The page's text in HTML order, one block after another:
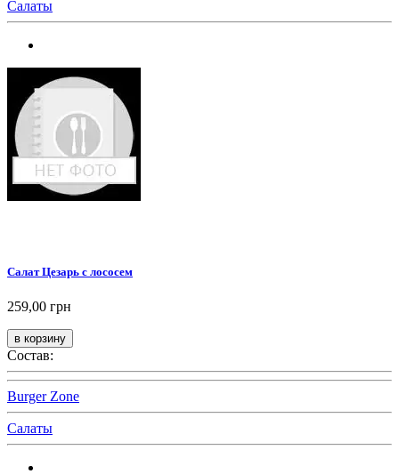
Салаты
Салат Цезарь с лососем
259,00 грн
Состав:
Burger Zone
Салаты